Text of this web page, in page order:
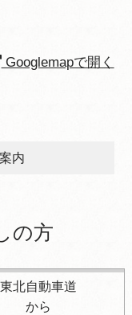
Googlemapで開く
内
しの方
方
の方
東北自動車道
から